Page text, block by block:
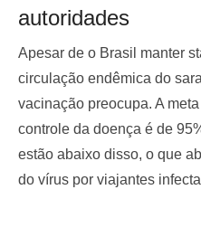
autoridades
Apesar de o Brasil manter
circulação endêmica do
vacinação preocupa. A
controle da doença é de
estão abaixo disso, o que
do vírus por viajantes